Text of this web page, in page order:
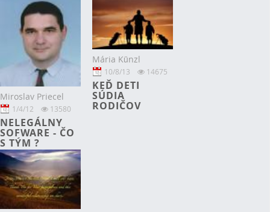
AJ O DEĽBE
MOCI
Miroslav Priecel
1/4/12 13580
NELEGÁLNY
SOFWARE - ČO
S TÝM ?
Mária Künzl
10/8/13 14675
KEĎ DETI
SÚDIA
RODIČOV